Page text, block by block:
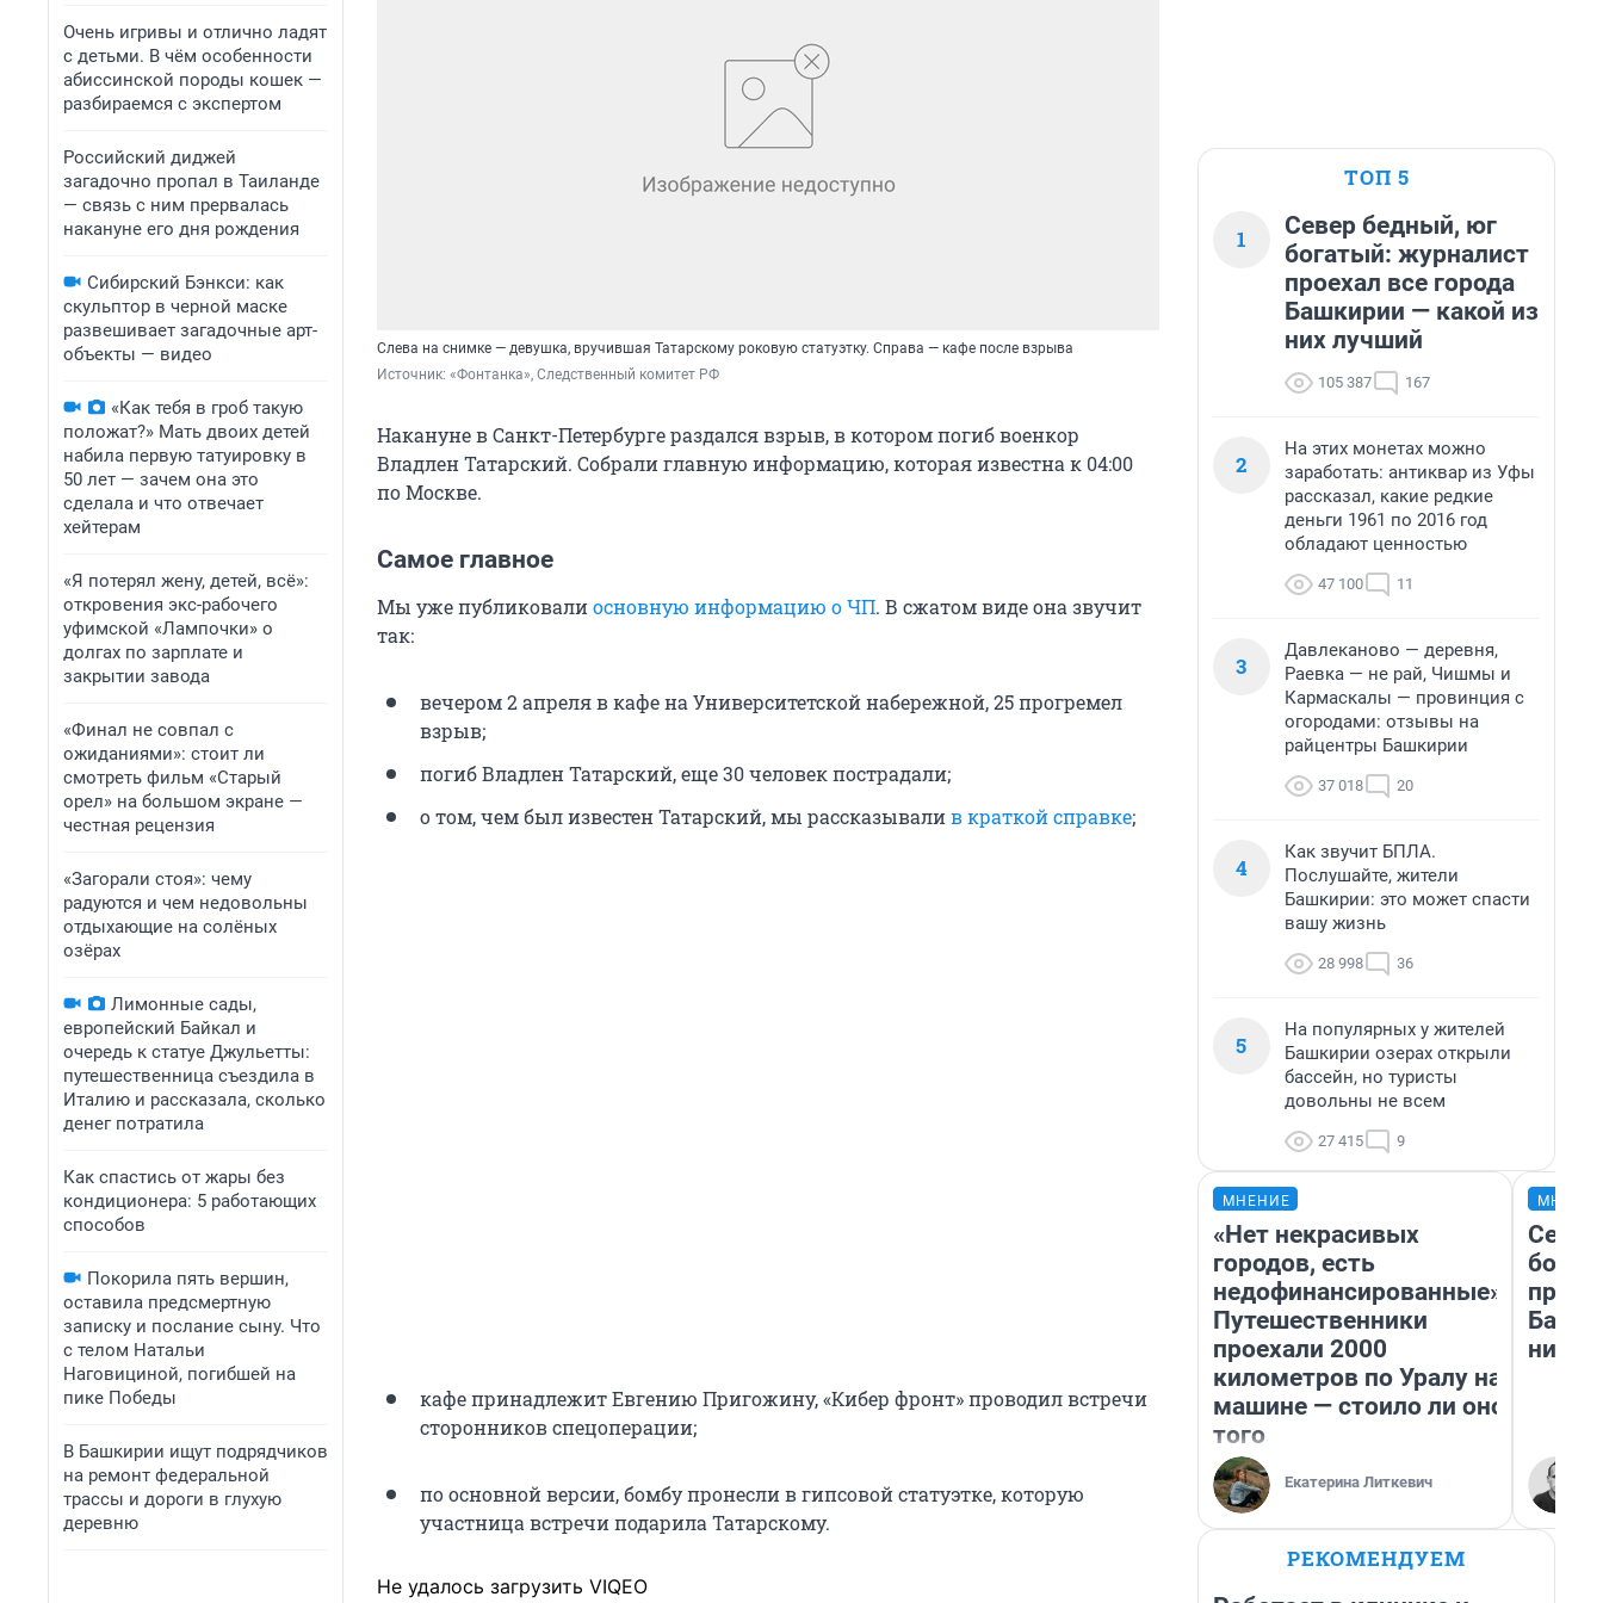
Очень игривы и отлично ладят
с детьми. В чём особенности
абиссинской породы кошек —
разбираемся с экспертом
Российский диджей
загадочно пропал в Таиланде
— связь с ним прервалась
накануне его дня рождения
Сибирский Бэнкси: как
скульптор в черной маске
развешивает загадочные арт-
объекты — видео
«Как тебя в гроб такую
положат?» Мать двоих детей
набила первую татуировку в
50 лет — зачем она это
сделала и что отвечает
хейтерам
«Я потерял жену, детей, всё»:
откровения экс-рабочего
уфимской «Лампочки» о
долгах по зарплате и
закрытии завода
«Финал не совпал с
ожиданиями»: стоит ли
смотреть фильм «Старый
орел» на большом экране —
честная рецензия
«Загорали стоя»: чему
радуются и чем недовольны
отдыхающие на солёных
озёрах
Лимонные сады,
европейский Байкал и
очередь к статуе Джульетты:
путешественница съездила в
Италию и рассказала, сколько
денег потратила
Как спастись от жары без
кондиционера: 5 работающих
способов
Покорила пять вершин,
оставила предсмертную
записку и послание сыну. Что
с телом Натальи
Наговициной, погибшей на
пике Победы
В Башкирии ищут подрядчиков
на ремонт федеральной
трассы и дороги в глухую
деревню
Слева на снимке — девушка, вручившая Татарскому роковую статуэтку. Справа — кафе после взрыва
Источник: «Фонтанка», Следственный комитет РФ
Накануне в Санкт-Петербурге раздался взрыв, в котором погиб военкор
Владлен Татарский. Собрали главную информацию, которая известна к 04:00
по Москве.
Самое главное
Мы уже публиковалиосновную информацию о ЧП. В сжатом виде она звучит
так:
вечером 2 апреля в кафе на Университетской набережной, 25 прогремел
взрыв;
погиб Владлен Татарский, еще 30 человек пострадали;
о том, чем был известен Татарский, мы рассказывалив краткой справке;
кафе принадлежит Евгению Пригожину, «Кибер фронт» проводил встречи
сторонников спецоперации;
по основной версии, бомбу пронесли в гипсовой статуэтке, которую
участница встречи подарила Татарскому.
Не удалось загрузить VIQEO
ТОП 5
1
Север бедный, юг
богатый: журналист
проехал все города
Башкирии — какой из
них лучший
105 387 167
2
На этих монетах можно
заработать: антиквар из Уфы
рассказал, какие редкие
деньги 1961 по 2016 год
обладают ценностью
47 100 11
3
Давлеканово — деревня,
Раевка — не рай, Чишмы и
Кармаскалы — провинция с
огородами: отзывы на
райцентры Башкирии
37 018 20
4
Как звучит БПЛА.
Послушайте, жители
Башкирии: это может спасти
вашу жизнь
28 998 36
5
На популярных у жителей
Башкирии озерах открыли
бассейн, но туристы
довольны не всем
27 415 9
МНЕНИЕ
«Нет некрасивых
городов, есть
недофинансированные».
Путешественники
проехали 2000
километров по Уралу на
машине — стоило ли оно
того
Екатерина Литкевич
них
РЕКОМЕНДУЕМ